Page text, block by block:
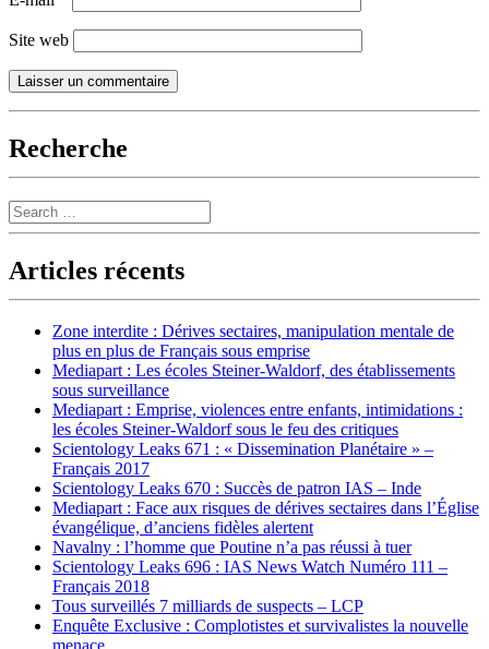
Site web
Recherche
Search
Articles récents
Zone interdite : Dérives sectaires, manipulation mentale de
plus en plus de Français sous emprise
Mediapart : Les écoles Steiner-Waldorf, des établissements
sous surveillance
Mediapart : Emprise, violences entre enfants, intimidations :
les écoles Steiner-Waldorf sous le feu des critiques
Scientology Leaks 671 : « Dissemination Planétaire » –
Français 2017
Scientology Leaks 670 : Succès de patron IAS – Inde
Mediapart : Face aux risques de dérives sectaires dans l’Église
évangélique, d’anciens fidèles alertent
Navalny : l’homme que Poutine n’a pas réussi à tuer
Scientology Leaks 696 : IAS News Watch Numéro 111 –
Français 2018
Tous surveillés 7 milliards de suspects – LCP
Enquête Exclusive : Complotistes et survivalistes la nouvelle